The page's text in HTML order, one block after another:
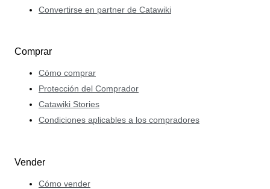
Convertirse en partner de Catawiki
Comprar
Cómo comprar
Protección del Comprador
Catawiki Stories
Condiciones aplicables a los compradores
Vender
Cómo vender